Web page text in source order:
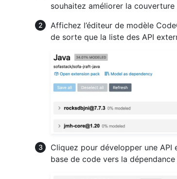
souhaitez améliorer la couverture
Affichez l’éditeur de modèle
de sorte que la liste des API
Cliquez pour développer une
base de code vers la dépendance